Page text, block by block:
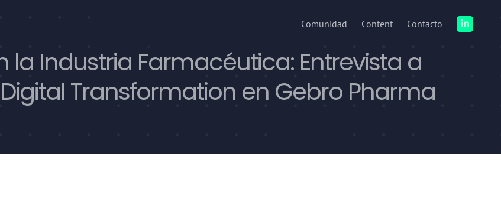
Comunidad Content Contacto
Industria Farmacéutica: Entrevista a
Transformation en Gebro Pharma